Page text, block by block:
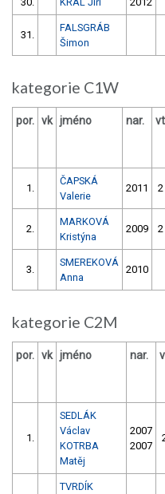
31.
FALSGRÁB
Šimon
kategorie C1W
por. vk jméno nar. vt
1.
ČAPSKÁ
Valerie
2011 2
2.
MARKOVÁ
Kristýna
2009 2
3.
SMEREKOVÁ
Anna
2010
kategorie C2M
por. vk jméno nar.
1.
SEDLÁK
Václav
KOTRBA
Matěj
2007
2007
TVRDÍK